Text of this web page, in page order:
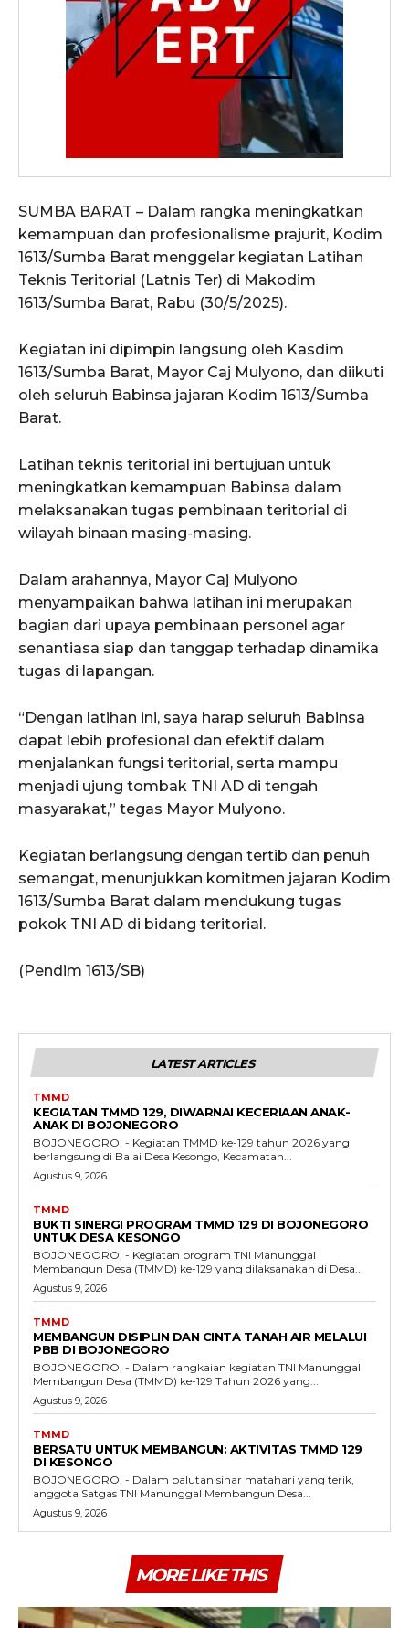
SUMBA BARAT – Dalam rangka meningkatkan
kemampuan dan profesionalisme prajurit, Kodim
1613/Sumba Barat menggelar kegiatan Latihan
Teknis Teritorial (Latnis Ter) di Makodim
1613/Sumba Barat, Rabu (30/5/2025).
Kegiatan ini dipimpin langsung oleh Kasdim
1613/Sumba Barat, Mayor Caj Mulyono, dan diikuti
oleh seluruh Babinsa jajaran Kodim 1613/Sumba
Barat.
Latihan teknis teritorial ini bertujuan untuk
meningkatkan kemampuan Babinsa dalam
melaksanakan tugas pembinaan teritorial di
wilayah binaan masing-masing.
Dalam arahannya, Mayor Caj Mulyono
menyampaikan bahwa latihan ini merupakan
bagian dari upaya pembinaan personel agar
senantiasa siap dan tanggap terhadap dinamika
tugas di lapangan.
“Dengan latihan ini, saya harap seluruh Babinsa
dapat lebih profesional dan efektif dalam
menjalankan fungsi teritorial, serta mampu
menjadi ujung tombak TNI AD di tengah
masyarakat,” tegas Mayor Mulyono.
Kegiatan berlangsung dengan tertib dan penuh
semangat, menunjukkan komitmen jajaran Kodim
1613/Sumba Barat dalam mendukung tugas
pokok TNI AD di bidang teritorial.
(Pendim 1613/SB)
LATEST ARTICLES
TMMD
KEGIATAN TMMD 129, DIWARNAI KECERIAAN ANAK-
ANAK DI BOJONEGORO
BOJONEGORO, - Kegiatan TMMD ke-129 tahun 2026 yang
berlangsung di Balai Desa Kesongo, Kecamatan...
Agustus 9, 2026
TMMD
BUKTI SINERGI PROGRAM TMMD 129 DI BOJONEGORO
UNTUK DESA KESONGO
BOJONEGORO, - Kegiatan program TNI Manunggal
Membangun Desa (TMMD) ke-129 yang dilaksanakan di Desa...
Agustus 9, 2026
TMMD
MEMBANGUN DISIPLIN DAN CINTA TANAH AIR MELALUI
PBB DI BOJONEGORO
BOJONEGORO, - Dalam rangkaian kegiatan TNI Manunggal
Membangun Desa (TMMD) ke-129 Tahun 2026 yang...
Agustus 9, 2026
TMMD
BERSATU UNTUK MEMBANGUN: AKTIVITAS TMMD 129
DI KESONGO
BOJONEGORO, - Dalam balutan sinar matahari yang terik,
anggota Satgas TNI Manunggal Membangun Desa...
Agustus 9, 2026
MORE LIKE THIS